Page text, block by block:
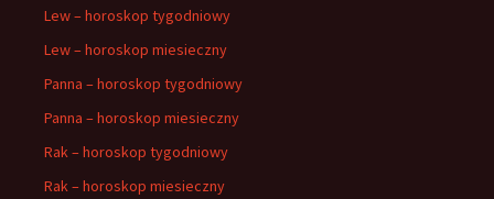
Lew – horoskop tygodniowy
Lew – horoskop miesieczny
Panna – horoskop tygodniowy
Panna – horoskop miesieczny
Rak – horoskop tygodniowy
Rak – horoskop miesieczny